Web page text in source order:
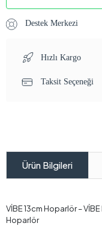
Destek Merkezi
Hızlı Kargo
Taksit Seçeneği
Ürün Bilgileri
VİBE 13cm Hoparlör –
Hoparlör